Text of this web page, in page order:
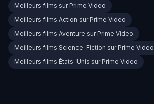
Meilleurs films sur Prime Video
Meilleurs films Action sur Prime Video
Meilleurs films Aventure sur Prime Video
Meilleurs films Science-Fiction sur Prime Video
Meilleurs films États-Unis sur Prime Video